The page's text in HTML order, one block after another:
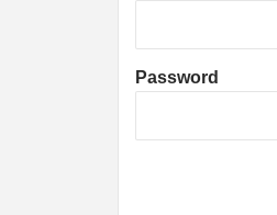
Password